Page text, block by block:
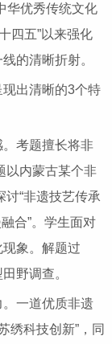
华优秀传统文化
四五”以来强化
的清晰折射。
出清晰的3个特
考题擅长将非
以内蒙古某个非
“非遗技艺传承
合”。学生面对
象。解题过
野调查。
一道优质非遗
绣科技创新”，同